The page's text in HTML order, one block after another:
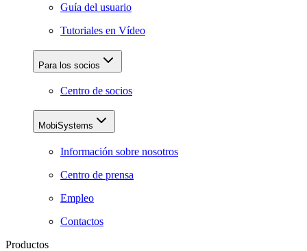
Guía del usuario
Tutoriales en Vídeo
Para los socios
Centro de socios
MobiSystems
Información sobre nosotros
Centro de prensa
Empleo
Contactos
Productos